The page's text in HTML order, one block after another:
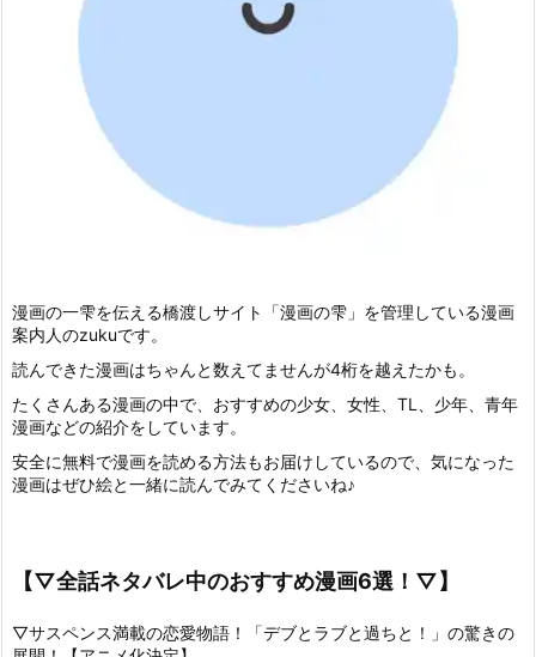
漫画の一雫を伝える橋渡しサイト「漫画の雫」を管理している漫画
案内人のzukuです。
読んできた漫画はちゃんと数えてませんが4桁を越えたかも。
たくさんある漫画の中で、おすすめの少女、女性、TL、少年、青年
漫画などの紹介をしています。
安全に無料で漫画を読める方法もお届けしているので、気になった
漫画はぜひ絵と一緒に読んでみてくださいね♪
【▽全話ネタバレ中のおすすめ漫画6選！▽】
▽サスペンス満載の恋愛物語！「デブとラブと過ちと！」の驚きの